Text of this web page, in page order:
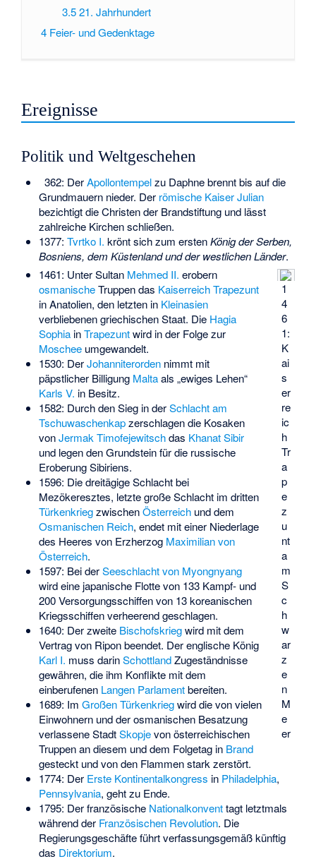
3.5 21. Jahrhundert
4 Feier- und Gedenktage
Ereignisse
Politik und Weltgeschehen
362: DerApollontempelzu Daphnebrennt bis auf die
Grundmauern nieder. Der römische Kaiser Julian
bezichtigt die Christen der Brandstiftung und lässt
zahlreiche Kirchen schließen.
1377: Tvrtko I. krönt sich zum erstenKönig der Serben,
Bosniens, dem Küstenland und der westlichen Länder.
1
4
6
1:
K
ai
s
er
re
ic
h
Tr
a
p
e
z
u
nt
a
m
S
c
h
w
ar
z
e
n
M
e
er
1461: Unter Sultan Mehmed II. erobern
osmanischeTruppen das Kaiserreich Trapezunt
in Anatolien, den letzten in Kleinasien
verbliebenen griechischen Staat. Die Hagia
SophiainTrapezuntwird in der Folge zur
Moscheeumgewandelt.
1530: DerJohanniterordennimmt mit
päpstlicher Billigung Maltaals „ewiges Lehen“
Karls V. in Besitz.
1582: Durch den Sieg in derSchlacht am
Tschuwaschenkapzerschlagen die Kosaken
vonJermak Timofejewitschdas Khanat Sibir
und legen den Grundstein für die russische
Eroberung Sibiriens.
1596: Die dreitägigeSchlacht bei
Mezökeresztes, letzte große Schlacht im dritten
TürkenkriegzwischenÖsterreichund dem
Osmanischen Reich, endet mit einer Niederlage
des Heeres von Erzherzog Maximilian von
Österreich.
1597: Bei derSeeschlacht von Myongnyang
wird eine japanische Flotte von 133 Kampf- und
200 Versorgungsschiffen von 13 koreanischen
Kriegsschiffen verheerend geschlagen.
1640: Der zweite Bischofskriegwird mit dem
Vertrag von Ripon beendet. Der englische König
Karl I. muss darinSchottlandZugeständnisse
gewähren, die ihm Konflikte mit dem
einberufenen Langen Parlamentbereiten.
1689: Im Großen Türkenkriegwird die von vielen
Einwohnern und der osmanischen Besatzung
verlassene StadtSkopjevon österreichischen
Truppen an diesem und dem Folgetag in Brand
gesteckt und von den Flammen stark zerstört.
1774: Der Erste Kontinentalkongress in Philadelphia,
Pennsylvania, geht zu Ende.
1795: Der französische Nationalkonventtagt letztmals
während der Französischen Revolution. Die
Regierungsgeschäfte führt verfassungsgemäß künftig
das Direktorium.